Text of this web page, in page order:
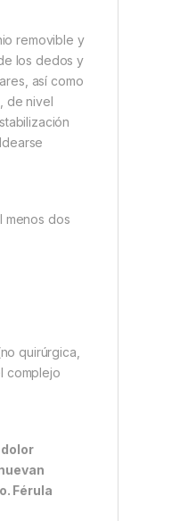
removible y
los dedos y
así como
de nivel
menos dos
quirúrgica,
complejo
Férula